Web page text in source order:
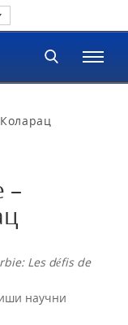
–
Les défis de
научни